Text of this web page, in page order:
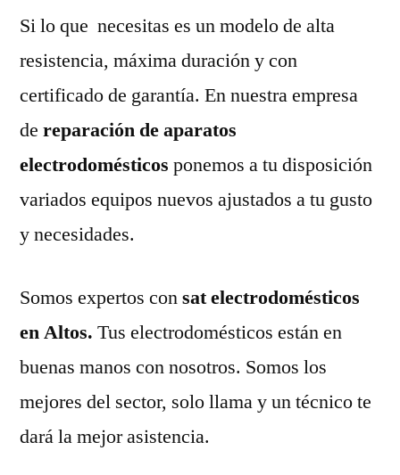
Si lo que necesitas es un modelo de alta
resistencia, máxima duración y con
certificado de garantía. En nuestra empresa
de reparación de aparatos
electrodomésticos ponemos a tu disposición
variados equipos nuevos ajustados a tu gusto
y necesidades.
Somos expertos consat electrodomésticos
en Altos. Tus electrodomésticos están en
buenas manos con nosotros. Somos los
mejores del sector, solo llama y un técnico te
dará la mejor asistencia.